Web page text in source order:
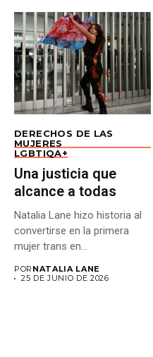
DERECHOS DE LAS
MUJERES
LGBTIQA+
Una justicia que
alcance a todas
Natalia Lane hizo historia al
convertirse en la primera
mujer trans en...
POR NATALIA LANE
25 DE JUNIO DE 2026